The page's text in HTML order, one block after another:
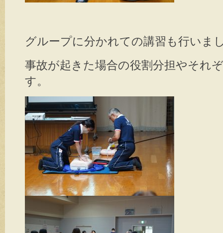
グループに分かれての講習も行いま
事故が起きた場合の役割分担やそれ
す。